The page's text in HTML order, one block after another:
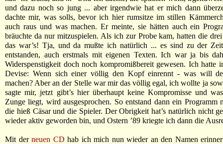
und dazu noch so jung ... aber irgendwie hat er mich dann
dachte mir, was solls, bevor ich hier rumsitze im stillen
auch raus und was machen. Er meinte, sie hätten auch ein
bräuchte da nur mitzuspielen. Als ich zur Probe kam, hatten die
das war’s! Tja, und da mußte ich natürlich ... es sind zu der
entstanden, auch erstmals mit eigenen Texten. Ich war ja bis
Widerspenstigkeit doch noch kompromißbereit gewesen. Ich hatte
Devise: Wenn sich einer völlig den Kopf einrennt - was will
machen? Aber an der Stelle war mir das völlig egal, ich wollte ja
sagte mir, jetzt gibt’s hier überhaupt keine Kompromisse und
Zunge liegt, wird ausgesprochen. So entstand dann ein Programm
die hieß Cäsar und die Spieler. Der Obrigkeit hat’s natürlich nicht
wieder aktiv geworden bin, und Ostern ’89 kriegte ich dann die
Mit der neuen CD hab ich mich nun wieder an den Namen